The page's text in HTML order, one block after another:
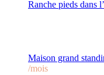
Ranche pieds dans
Maison grand
/mois